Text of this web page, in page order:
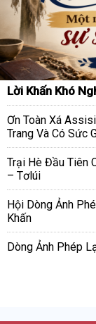
Lời Khấn Khó
Ơn Toàn Xá
Trang Và Có Sức
Trại Hè Đầu Tiên
– Tơlúi
Hội Dòng Ảnh
Khấn
Dòng Ảnh Phép